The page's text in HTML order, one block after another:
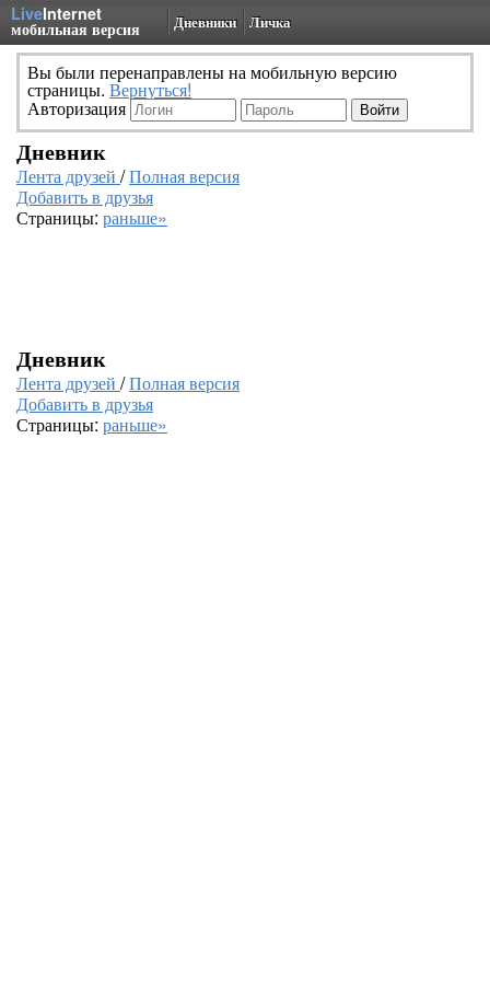
LiveInternet
мобильная версия Дневники Личка
Вы были перенаправлены на мобильную версию
страницы. Вернуться!
Авторизация
Дневник
Лента друзей /Полная версия
Добавить в друзья
Страницы: раньше»
Дневник
Лента друзей /Полная версия
Добавить в друзья
Страницы: раньше»